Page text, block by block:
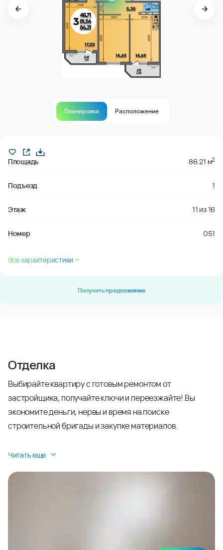
Планировка Расположение
Площадь 86.21 м2
Подъезд 1
Этаж 11 из16
Номер 051
Все характеристики
Получить предложение
Отделка
Выбирайте квартиру с готовым ремонтом от
застройщика, получайте ключи и переезжайте! Вы
экономите деньги, нервы и время на поиске
строительной бригады и закупке материалов.
Читать еще